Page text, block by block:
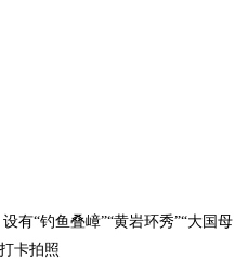
有“钓鱼叠嶂”“黄岩环秀”“大国母
卡拍照